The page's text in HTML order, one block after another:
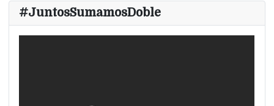
#JuntosSumamosDoble